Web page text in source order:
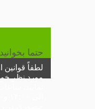
حتما بخوانید
لطفاً قوانین
مورد نظر